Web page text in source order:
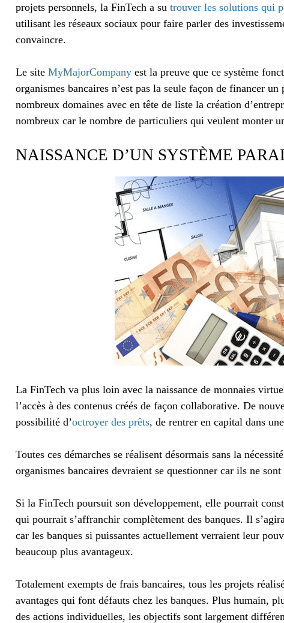
projets personnels, la FinTech a su trouver les solutions qui
utilisant les réseaux sociaux pour faire parler des
convaincre.
Le site MyMajorCompany est la preuve que ce système
organismes bancaires n’est pas la seule façon de financer
nombreux domaines avec en tête de liste la création
nombreux car le nombre de particuliers qui veulent monter
NAISSANCE D’UN SYSTÈME
La FinTech va plus loin avec la naissance de monnaies
l’accès à des contenus créés de façon collaborative. De
possibilité d’octroyer des prêts, de rentrer en capital dans
Toutes ces démarches se réalisent désormais sans la
organismes bancaires devraient se questionner car ils ne
Si la FinTech poursuit son développement, elle pourrait
qui pourrait s’affranchir complètement des banques. Il
car les banques si puissantes actuellement verraient leur
beaucoup plus avantageux.
Totalement exempts de frais bancaires, tous les projets
avantages qui font défauts chez les banques. Plus humain,
des actions individuelles, les objectifs sont largement